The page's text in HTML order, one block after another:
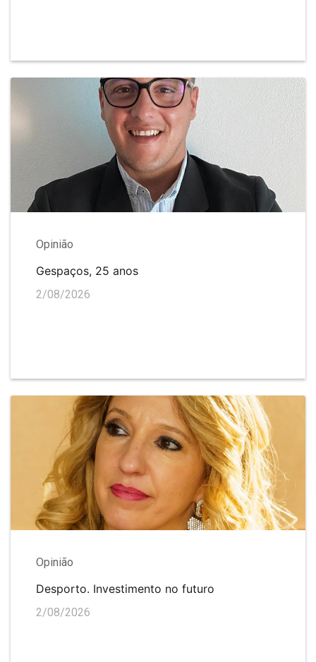
Opinião
Gespaços, 25 anos
2/08/2026
Opinião
Desporto. Investimento no futuro
2/08/2026